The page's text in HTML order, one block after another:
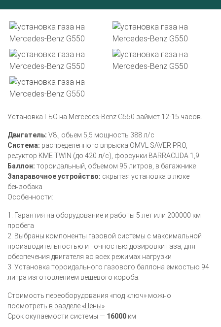
Установка ГБО на Mercedes-Benz G550 займет 12-15 часов.
Двигатель: V8., обьем 5,5 мощность 388 л/с
Система: распределенного впрыска OMVL SAVER PRO,
редуктор KME TWIN (до 420 л/с), форсунки BARRACUDA 1,9
Баллон: тороидальный, объемом 95 литров, в багажнике
Запаравочное устройство: скрытая установка в люке
бензобака
Особенности:
1. Гарантия на оборудование и работы 5 лет или 200000 км
пробега
2. Выбраны компоненты газовой системы с максимальной
производительностью и точностью дозировки газа, для
обеспечения двигателя во всех режимах нагрузки
3. Установка тороидального газового баллона емкостью 94
литра изготовлением вещевого короба.
Стоимость переоборудования «под ключ» можно
посмотреть в разделе «Цены»
Срок окупаемости системы — 16000 км